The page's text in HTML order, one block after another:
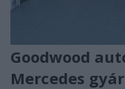
Goodwood
Mercedes